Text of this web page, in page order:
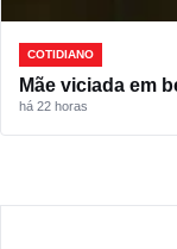
COTIDIANO
Mãe viciada em
há 22 horas